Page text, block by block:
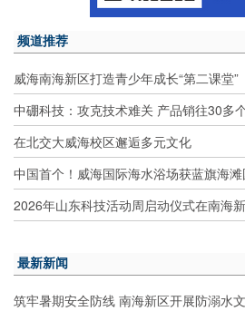
频道推荐
威海南海新区打造青少年成长“第二课堂”
中硼科技：攻克技术难关 产品销往30多
在北交大威海校区邂逅多元文化
中国首个！威海国际海水浴场获蓝旗海
2026年山东科技活动周启动仪式在南海
最新新闻
筑牢暑期安全防线 南海新区开展防溺水